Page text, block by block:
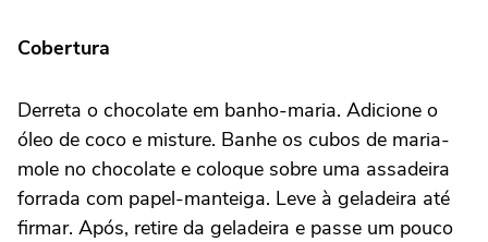
Cobertura
Derreta o chocolate em banho-maria. Adicione o
óleo de coco e misture. Banhe os cubos de maria-
mole no chocolate e coloque sobre uma assadeira
forrada com papel-manteiga. Leve à geladeira até
firmar. Após, retire da geladeira e passe um pouco